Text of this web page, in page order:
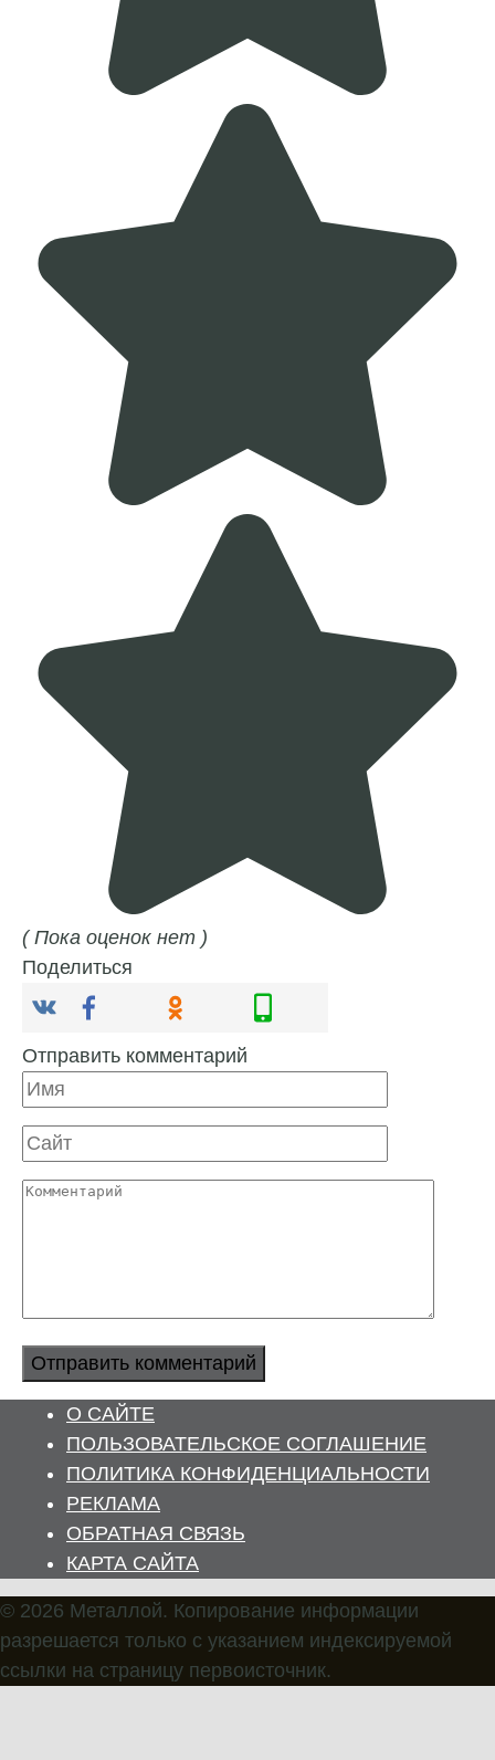
( Пока оценок нет )
Поделиться
Отправить комментарий
Имя
Сайт
Комментарий
О САЙТЕ
ПОЛЬЗОВАТЕЛЬСКОЕ СОГЛАШЕНИЕ
ПОЛИТИКА КОНФИДЕНЦИАЛЬНОСТИ
РЕКЛАМА
ОБРАТНАЯ СВЯЗЬ
КАРТА САЙТА
© 2026 Металлой. Копирование информации
разрешается только с указанием индексируемой
ссылки на страницу первоисточник.